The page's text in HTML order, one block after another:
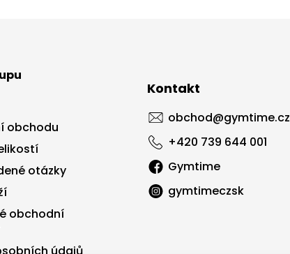
obchodu
otázky
obchodní
Kontakt
obchod@gymtime.cz
+420 739 644 001
Gymtime
gymtimeczsk